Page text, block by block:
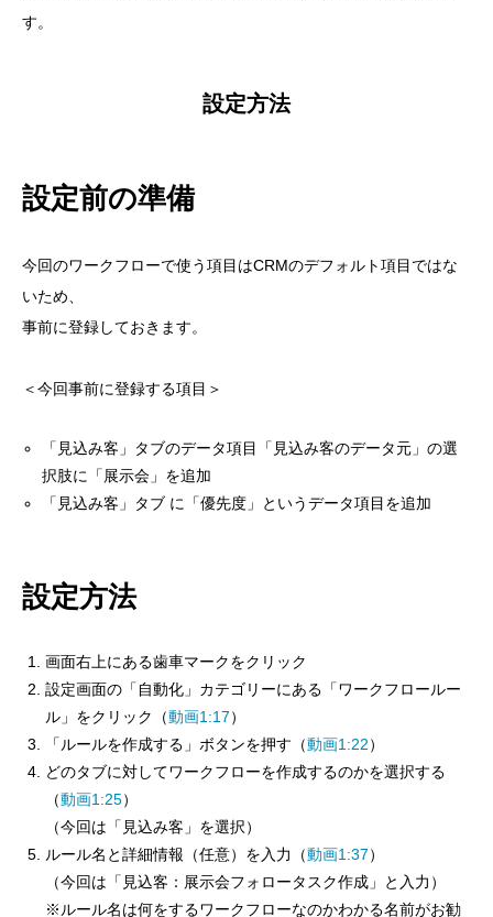
す。
設定方法
設定前の準備
今回のワークフローで使う項目はCRMのデフォルト項目ではな
いため、
事前に登録しておきます。
＜今回事前に登録する項目＞
「見込み客」タブのデータ項目「見込み客のデータ元」の選
択肢に「展示会」を追加
「見込み客」タブ に「優先度」というデータ項目を追加
設定方法
画面右上にある歯車マークをクリック
設定画面の「自動化」カテゴリーにある「ワークフロールー
ル」をクリック（動画1:17）
「ルールを作成する」ボタンを押す（動画1:22）
どのタブに対してワークフローを作成するのかを選択する
（動画1:25）
（今回は「見込み客」を選択）
ルール名と詳細情報（任意）を入力（動画1:37）
（今回は「見込客：展示会フォロータスク作成」と入力）
※ルール名は何をするワークフローなのかわかる名前がお勧